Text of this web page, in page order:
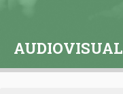
AUDIOVISUAL